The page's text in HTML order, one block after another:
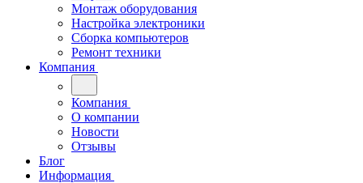
Монтаж оборудования
Настройка электроники
Сборка компьютеров
Ремонт техники
Компания
Компания
О компании
Новости
Отзывы
Блог
Информация